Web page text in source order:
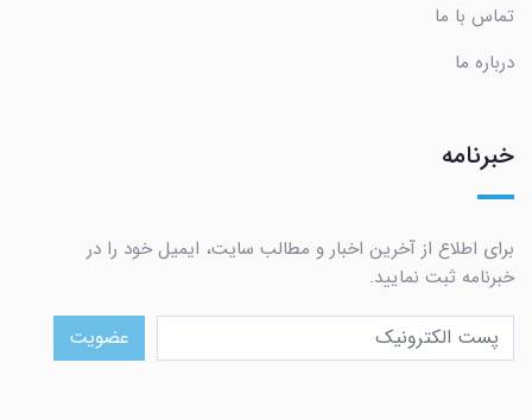
تماس با ما
درباره ما
خبرنامه
برای اطلاع از آخرین اخبار و مطالب سایت، ایمیل خود را در
خبرنامه ثبت نمایید.
عضویت